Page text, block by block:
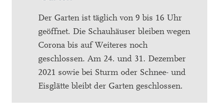
Der Garten ist täglich von 9 bis 16 Uhr
geöffnet. Die Schauhäuser bleiben wegen
Corona bis auf Weiteres noch
geschlossen. Am 24. und 31. Dezember
2021 sowie bei Sturm oder Schnee- und
Eisglätte bleibt der Garten geschlossen.